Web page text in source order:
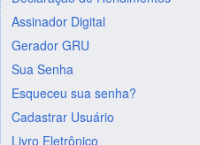
Assinador Digital
Gerador GRU
Sua Senha
Esqueceu sua senha?
Cadastrar Usuário
Livro Eletrônico